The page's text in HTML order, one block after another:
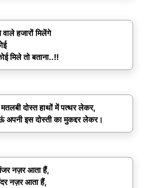
हजारों मिलेंगे
मिले तो बताना..!!
दोस्त हाथों में पत्थर लेकर,
अपनी इस दोस्ती का मुकद्दर लेकर।
नज़र आता हैं,
नज़र आता हैं,